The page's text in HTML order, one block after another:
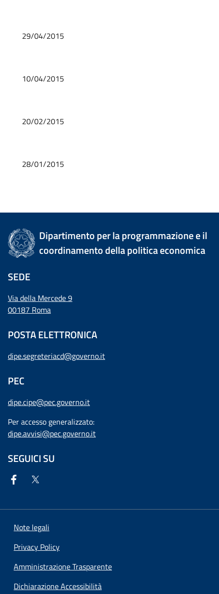
29/04/2015
10/04/2015
20/02/2015
28/01/2015
Dipartimento per la programmazione e il
coordinamento della politica economica
SEDE
Via della Mercede 9
00187 Roma
POSTA ELETTRONICA
dipe.segreteriacd@governo.it
PEC
dipe.cipe@pec.governo.it
Per accesso generalizzato:
dipe.avvisi@pec.governo.it
SEGUICI SU
Note legali
Privacy Policy
Amministrazione Trasparente
Dichiarazione Accessibilità